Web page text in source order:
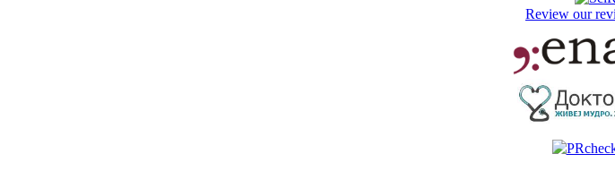
Review our